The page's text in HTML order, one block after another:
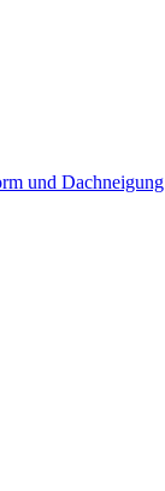
und Dachneigung